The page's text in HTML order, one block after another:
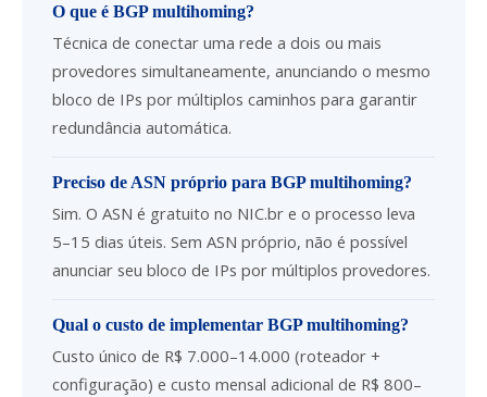
O que é BGP multihoming?
Técnica de conectar uma rede a dois ou mais
provedores simultaneamente, anunciando o mesmo
bloco de IPs por múltiplos caminhos para garantir
redundância automática.
Preciso de ASN próprio para BGP multihoming?
Sim. O ASN é gratuito no NIC.br e o processo leva
5–15 dias úteis. Sem ASN próprio, não é possível
anunciar seu bloco de IPs por múltiplos provedores.
Qual o custo de implementar BGP multihoming?
Custo único de R$ 7.000–14.000 (roteador +
configuração) e custo mensal adicional de R$ 800–